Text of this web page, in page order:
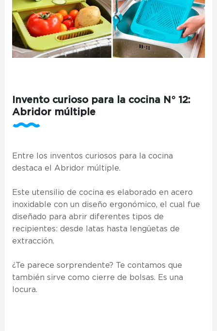
Invento curioso para la cocina N° 12:
Abridor múltiple
Entre los inventos curiosos para la cocina
destaca el Abridor múltiple.
Este utensilio de cocina es elaborado en acero
inoxidable con un diseño ergonómico, el cual fue
diseñado para abrir diferentes tipos de
recipientes: desde latas hasta lengüetas de
extracción.
¿Te parece sorprendente? Te contamos que
también sirve como cierre de bolsas. Es una
locura.